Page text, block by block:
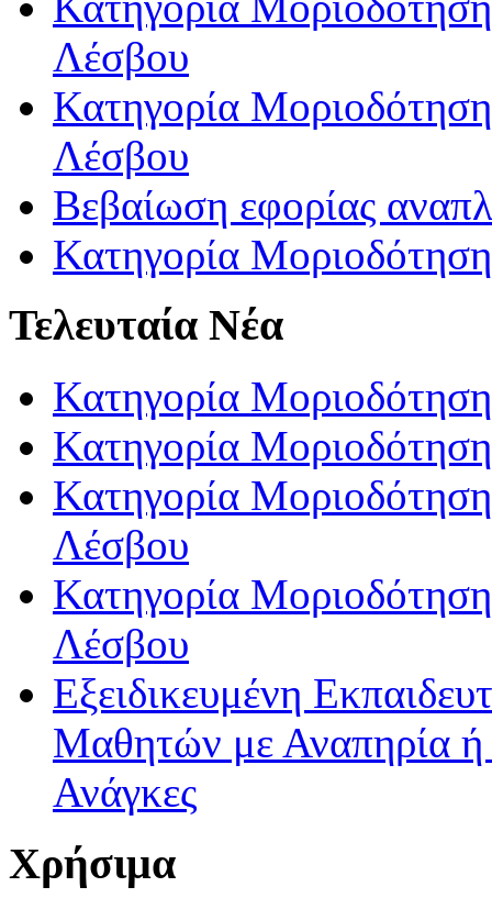
Λέσβου
Κατηγορία
Λέσβου
Βεβαίωση εφορίας
Κατηγορία
Τελευταία Νέα
Κατηγορία
Κατηγορία
Κατηγορία
Λέσβου
Κατηγορία
Λέσβου
Εξειδικευμένη
Μαθητών με Αναπηρία ή /
Ανάγκες
Χρήσιμα